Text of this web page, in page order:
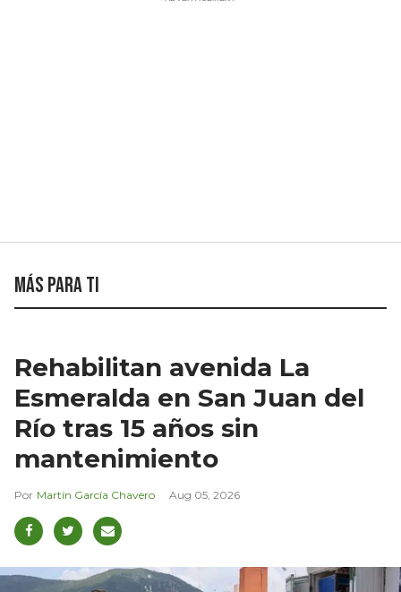
Más para ti
Rehabilitan avenida La
Esmeralda en San Juan del
Río tras 15 años sin
mantenimiento
Martín García Chavero Aug 05, 2026